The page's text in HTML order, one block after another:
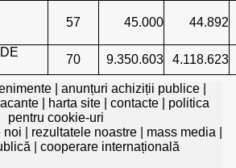
57 45.000 44.892
70 9.350.603 4.118.623
anunțuri achiziții publice
harta site contacte
politica
pentru cookie-uri
noi rezultatele noastre| mass media
cooperare internațională